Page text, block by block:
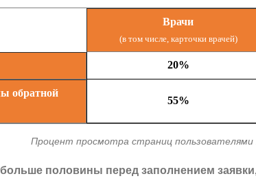
Врачи
(в том числе, карточки врачей)
20%
обратной
55%
Процент просмотра страниц
больше половины перед заполнением